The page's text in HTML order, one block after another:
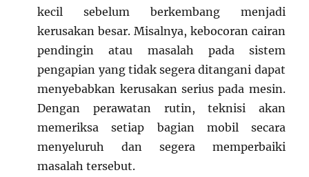
kecil sebelum berkembang menjadi
kerusakan besar. Misalnya, kebocoran cairan
pendingin atau masalah pada sistem
pengapian yang tidak segera ditangani dapat
menyebabkan kerusakan serius pada mesin.
Dengan perawatan rutin, teknisi akan
memeriksa setiap bagian mobil secara
menyeluruh dan segera memperbaiki
masalah tersebut.